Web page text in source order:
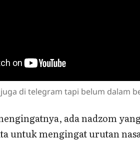
di telegram tapi belum dalam
ada nadzom
untuk mengingat urutan